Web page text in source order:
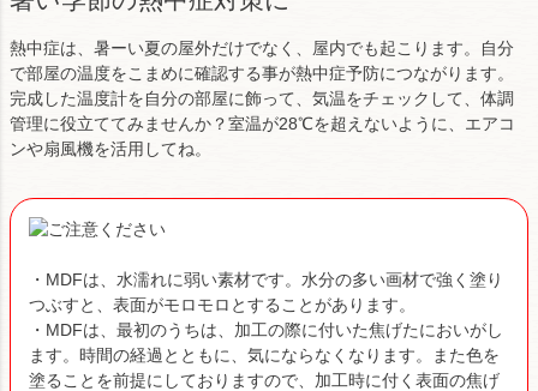
熱中症は、暑ーい夏の屋外だけでなく、屋内でも起こります。自分
で部屋の温度をこまめに確認する事が熱中症予防につながります。
完成した温度計を自分の部屋に飾って、気温をチェックして、体調
管理に役立ててみませんか？室温が28℃を超えないように、エアコ
ンや扇風機を活用してね。
・MDFは、水濡れに弱い素材です。水分の多い画材で強く塗り
つぶすと、表面がモロモロとすることがあります。
・MDFは、最初のうちは、加工の際に付いた焦げたにおいがし
ます。時間の経過とともに、気にならなくなります。また色を
塗ることを前提にしておりますので、加工時に付く表面の焦げ